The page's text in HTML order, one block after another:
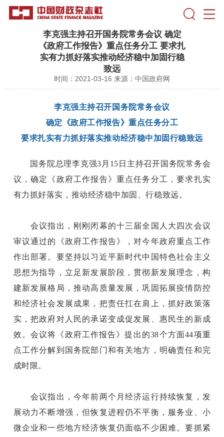
李克强主持召开国务院常务会议 确定
《政府工作报告》重点任务分工 要求扎
实有力抓好落实推动经济稳中加固行稳
致远
时间：2021-03-16 来源：中国政府网
李克强主持召开国务院常务会议
确定《政府工作报告》重点任务分工
要求扎实有力抓好落实推动经济稳中加固行稳致远
国务院总理李克强3月15日主持召开国务院常务会
议，确定《政府工作报告》重点任务分工，要求扎实
有力抓好落实，推动经济稳中加固、行稳致远。
会议指出，刚刚闭幕的十三届全国人大四次会议
审议通过的《政府工作报告》，对今年政府重点工作
作出部署。要坚持以习近平新时代中国特色社会主义
思想为指导，立足新发展阶段，贯彻新发展理念，构
建新发展格局，推动高质量发展，巩固拓展疫情防控
和经济社会发展成果，把责任扛在肩上，抓好政策落
实，把政府对人民的承诺变成促发展、惠民生的新成
效。会议将《政府工作报告》提出的38个方面44项重
点工作分解到国务院部门和有关地方，明确责任和完
成时限。
会议指出，今年前两个月经济运行持续恢复，发
展动力不断增强，但恢复进程仍不平衡，服务业、小
微企业和一些地方经济恢复仍面临不少困难。要抓紧